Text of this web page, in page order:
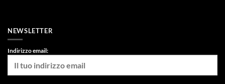
NEWSLETTER
Indirizzo email: